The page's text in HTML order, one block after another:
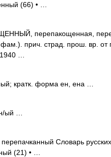
(66) • …
перепакощенная,
прич. страд. прош. вр. от
…
кратк. форма ен, ена …
ый …
Словарь
(21) • …